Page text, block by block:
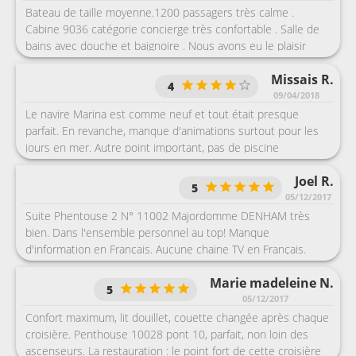
tous les autres, il est nécessaire de bien maîtriser l’anglais,
beaucoup de bla-bla... concernant les animations, nous ne
sommes pas accro et cela nous suffisait. En résumé oceania
est une excellente compagnie pour la qualité des
prestations, des cabines véranda agréables, un bateau
confortable avec de nombreux salons, jamais de bousculades
ou d’attente, tout est zen et très bien organisé de l’arrivée au
départ.
Bateau de taille moyenne.1200 passagers très calme .
Cabine 9036 catégorie concierge très confortable . Salle de
bains avec douche et baignoire . Nous avons eu le plaisir
d'aller manger deux soirs au restaurant français Jacques
grâce au maître d'hôtel originaire de Saint Martin . la salle de
sport est très fonctionnelle avec toujours des appareils de
libre , des boissons à volonté .
Missais R.
09/04/2018
4
Le navire Marina est comme neuf et tout était presque
parfait. En revanche, manque d'animations surtout pour les
jours en mer. Autre point important, pas de piscine
d’intérieure pour se relaxer en cas de mauvais temps
Joel R.
05/12/2017
5
Suite Phentouse 2 N° 11002 Majordomme DENHAM très
bien. Dans l'ensemble personnel au top! Manque
d'information en Français. Aucune chaine TV en Français.
Marie madeleine N.
05/12/2017
5
Confort maximum, lit douillet, couette changée après chaque
croisière. Penthouse 10028 pont 10, parfait, non loin des
ascenseurs. La restauration : le point fort de cette croisière